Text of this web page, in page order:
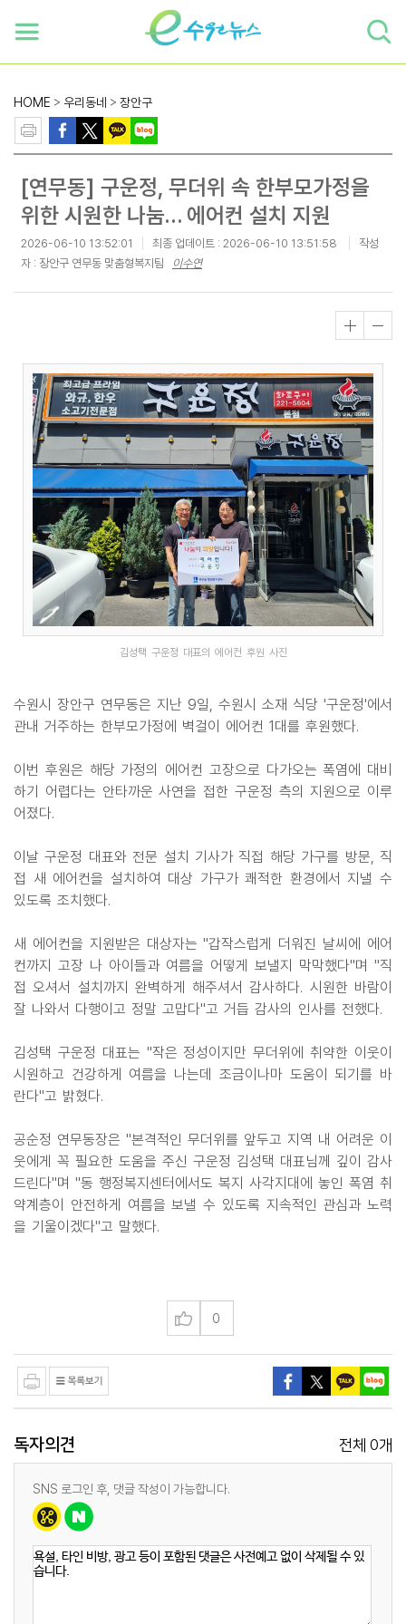
HOME > 우리동네 > 장안구
[연무동] 구운정, 무더위 속 한부모가정을
위한 시원한 나눔… 에어컨 설치 지원
2026-06-10 13:52:01 최종 업데이트 : 2026-06-10 13:51:58
작성
자 : 장안구 연무동 맞춤형복지팀
이수연
김성택 구운정 대표의 에어컨 후원 사진
수원시 장안구 연무동은 지난 9일, 수원시 소재 식당 '구운정'에서
관내 거주하는 한부모가정에 벽걸이 에어컨 1대를 후원했다.
이번 후원은 해당 가정의 에어컨 고장으로 다가오는 폭염에 대비
하기 어렵다는 안타까운 사연을 접한 구운정 측의 지원으로 이루
어졌다.
이날 구운정 대표와 전문 설치 기사가 직접 해당 가구를 방문, 직
접 새 에어컨을 설치하여 대상 가구가 쾌적한 환경에서 지낼 수
있도록 조치했다.
새 에어컨을 지원받은 대상자는 "갑작스럽게 더워진 날씨에 에어
컨까지 고장 나 아이들과 여름을 어떻게 보낼지 막막했다"며 "직
접 오셔서 설치까지 완벽하게 해주셔서 감사하다. 시원한 바람이
잘 나와서 다행이고 정말 고맙다"고 거듭 감사의 인사를 전했다.
김성택 구운정 대표는 "작은 정성이지만 무더위에 취약한 이웃이
시원하고 건강하게 여름을 나는데 조금이나마 도움이 되기를 바
란다"고 밝혔다.
공순정 연무동장은 "본격적인 무더위를 앞두고 지역 내 어려운 이
웃에게 꼭 필요한 도움을 주신 구운정 김성택 대표님께 깊이 감사
드린다"며 "동 행정복지센터에서도 복지 사각지대에 놓인 폭염 취
약계층이 안전하게 여름을 보낼 수 있도록 지속적인 관심과 노력
을 기울이겠다"고 말했다.
0
독자의견 전체 0개
SNS 로그인 후, 댓글 작성이 가능합니다.